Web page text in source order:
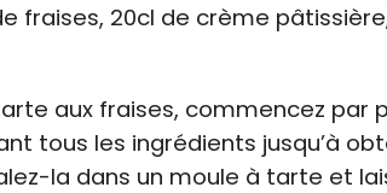
fraises, 20cl de crème
aux fraises, commencez par
tous les ingrédients jusqu’à
la dans un moule à tarte et